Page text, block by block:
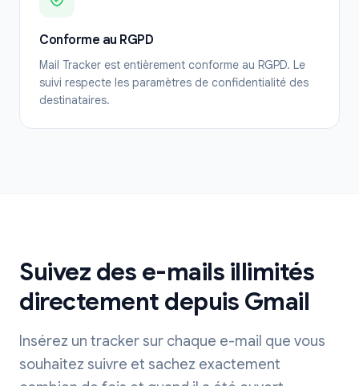
Conforme au RGPD
Mail Tracker est entièrement conforme au RGPD. Le
suivi respecte les paramètres de confidentialité des
destinataires.
Suivez des e-mails illimités
directement depuis Gmail
Insérez un tracker sur chaque e-mail que vous
souhaitez suivre et sachez exactement